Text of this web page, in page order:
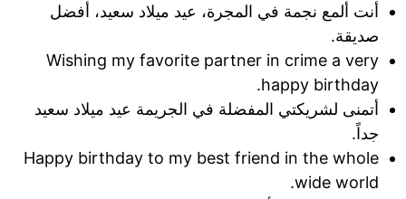
أنت ألمع نجمة في المجرة، عيد ميلاد سعيد، أفضل
صديقة.
Wishing my favorite partner in crime a very
happy birthday.
أتمنى لشريكتي المفضلة في الجريمة عيد ميلاد سعيد
جداً.
Happy birthday to my best friend in the whole
wide world.